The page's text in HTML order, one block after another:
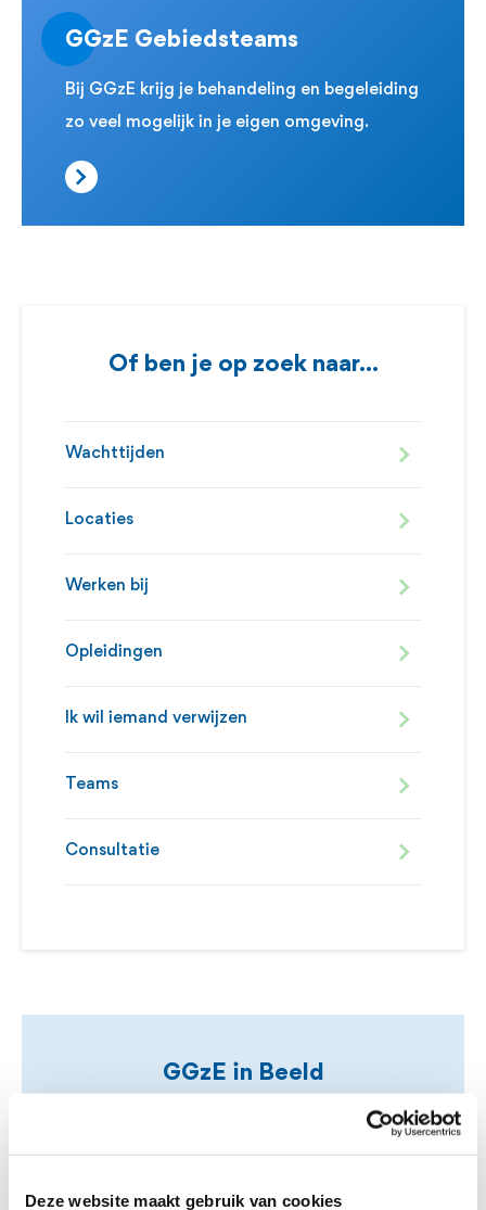
Deze website maakt gebruik van cookies
GGzE Gebiedsteams
Bij GGzE krijg je behandeling en begeleiding
zo veel mogelijk in je eigen omgeving.
Of ben je op zoek naar...
Wachttijden
Locaties
Werken bij
Opleidingen
Ik wil iemand verwijzen
Teams
Consultatie
GGzE in Beeld